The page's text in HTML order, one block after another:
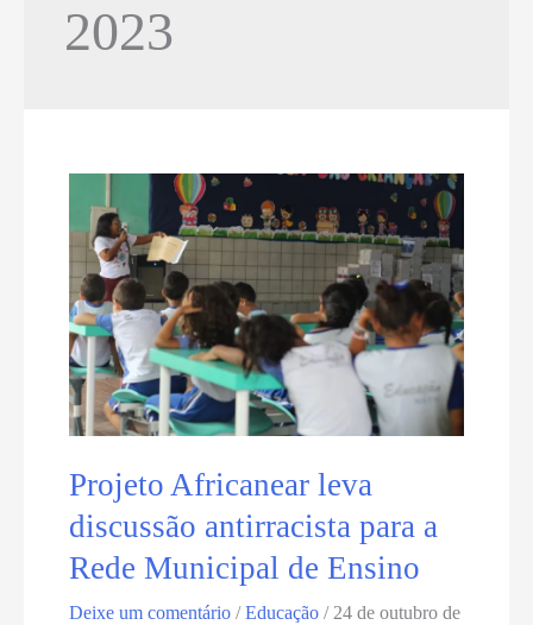
2023
Projeto Africanear leva
discussão antirracista para a
Rede Municipal de Ensino
Deixe um comentário /Educação / 24 de outubro de